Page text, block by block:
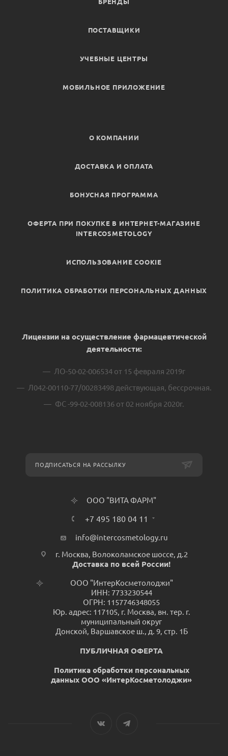
БРЕНДЫ
ПОСТАВЩИКИ
УЧЕБНЫЕ ЦЕНТРЫ
МОБИЛЬНОЕ ПРИЛОЖЕНИЕ
О КОМПАНИИ
ДОСТАВКА И ОПЛАТА
БОНУСНАЯ ПРОГРАММА
ОФЕРТА ПРИ ПОКУПКЕ В ИНТЕРНЕТ-МАГАЗИНЕ
INTERCOSMETOLOGY
ИСПОЛЬЗОВАНИЕ COOKIE
ПОЛИТИКА ОБРАБОТКИ ПЕРСОНАЛЬНЫХ ДАННЫХ
Лицензии на осуществление фармацевтической
деятельности:
ЛО-50-02-006534 от 15 февраля 2019г
Л042-00110-77/00283498 действующая, бессрочная.
ФС -99-02-008136 от 02 ноября 2020г.
ПОДПИСАТЬСЯ НА РАССЫЛКУ
ООО "ВИТА ФАРМ"
+7 495 180 04 11
info@intercosmetology.ru
г. Москва, Волоколамское шоссе, д.2
Доставка по всей России!
ООО "ИнтерКосметолоджи"
ИНН: 7733230544
ОГРН: 1157746348055
Юр. адрес: 117105, г. Москва, вн. тер. г.
муниципальный округ
Донской, Варшавское ш., д. 9, стр. 1Б
ПУБЛИЧНАЯ ОФЕРТА
Политика обработки персональных
данных ООО «ИнтерКосметолоджи»